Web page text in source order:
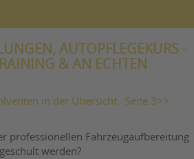
AUTOPFLEGEKURS -
& AN ECHTEN
in der Übersicht Seite 3>>
professionellen Fahrzeugaufbereitung
geschult werden?